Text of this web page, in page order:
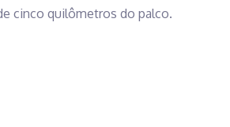
cinco quilômetros do palco.